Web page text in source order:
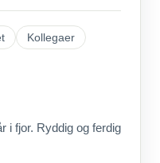
Kollegaer
i fjor. Ryddig og ferdig